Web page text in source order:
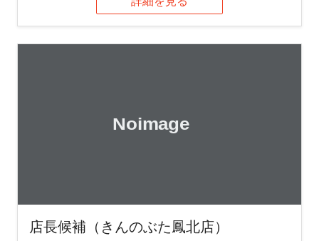
店長候補（きんのぶた鳳北店）